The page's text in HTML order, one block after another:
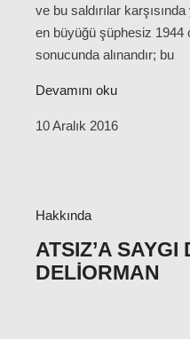
ve bu saldırılar
en büyüğü şüphesiz 1944
sonucunda alınandır; bu
Devamını oku
10 Aralık 2016
Hakkında
ATSIZ’A SAYGI
DELIORMAN